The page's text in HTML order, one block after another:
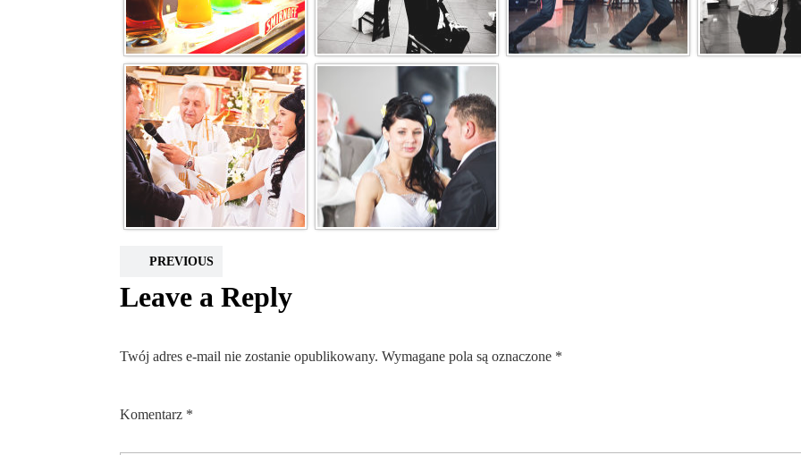
PREVIOUS
Leave a Reply
Twój adres e-mail nie zostanie opublikowany. Wymagane pola są oznaczone *
Komentarz *